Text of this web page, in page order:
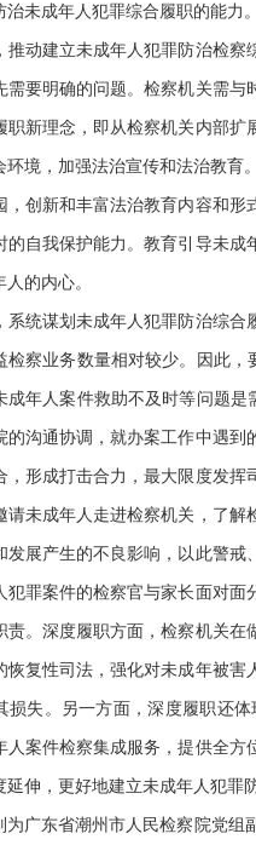
未成年人犯罪综合履职的能力。
建立未成年人犯罪防治检察
需要明确的问题。检察机关需
职新理念，即从检察机关内部
环境，加强法治宣传和法治教育
，创新和丰富法治教育内容和
的自我保护能力。教育引导未
的内心。
谋划未成年人犯罪防治综合履
检察业务数量相对较少。因此
成年人案件救助不及时等问题
的沟通协调，就办案工作中遇
，形成打击合力，最大限度发
请未成年人走进检察机关，了
发展产生的不良影响，以此警戒
犯罪案件的检察官与家长面对
责。深度履职方面，检察机关
恢复性司法，强化对未成年被
损失。另一方面，深度履职还
人案件检察集成服务，提供全
伸，更好地建立未成年人犯罪
东省潮州市人民检察院党组副